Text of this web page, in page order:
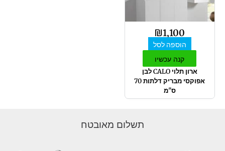
₪1,100
הוספה לסל
קנה עכשיו
ארון תלוי CALO לבן
אפוקסי מבריק דלתות 70
ס"מ
תשלום מאובטח